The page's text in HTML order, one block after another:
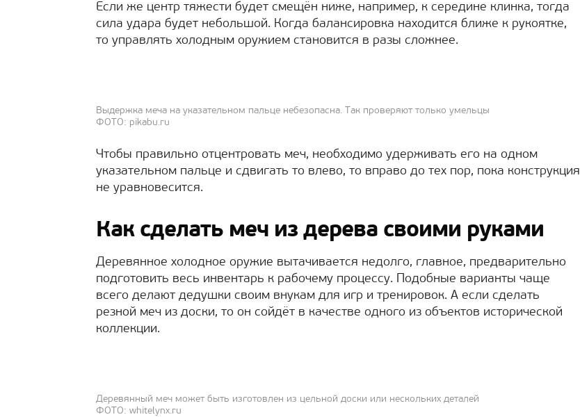
Если же центр тяжести будет смещён ниже, например, к середине клинка, тогда
сила удара будет небольшой. Когда балансировка находится ближе к рукоятке,
то управлять холодным оружием становится в разы сложнее.
Выдержка меча на указательном пальце небезопасна. Так проверяют только умельцы
ФОТО: pikabu.ru
Чтобы правильно отцентровать меч, необходимо удерживать его на одном
указательном пальце и сдвигать то влево, то вправо до тех пор, пока конструкция
не уравновесится.
Как сделать меч из дерева своими руками
Деревянное холодное оружие вытачивается недолго, главное, предварительно
подготовить весь инвентарь к рабочему процессу. Подобные варианты чаще
всего делают дедушки своим внукам для игр и тренировок. А если сделать
резной меч из доски, то он сойдёт в качестве одного из объектов исторической
коллекции.
Деревянный меч может быть изготовлен из цельной доски или нескольких деталей
ФОТО: whitelynx.ru